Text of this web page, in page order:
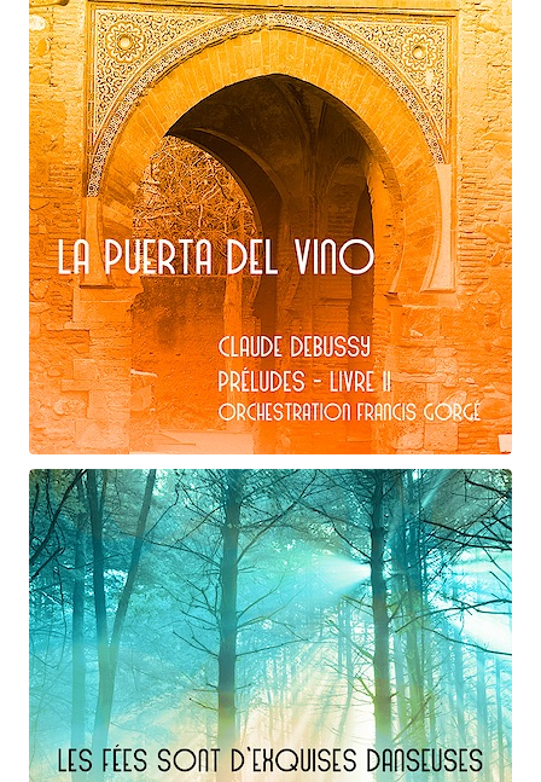
Claude Debussy
La puerta del vino